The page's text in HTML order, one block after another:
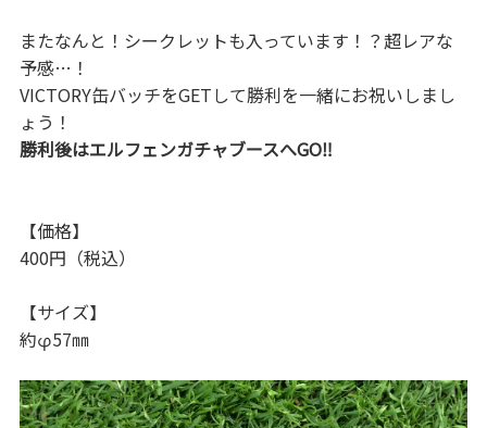
またなんと！シークレットも入っています！？超レアな
予感…！
VICTORY缶バッチをGETして勝利を一緒にお祝いしまし
ょう！
勝利後はエルフェンガチャブースへGO‼
【価格】
400円（税込）
【サイズ】
約φ57㎜